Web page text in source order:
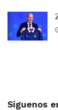
Síguenos